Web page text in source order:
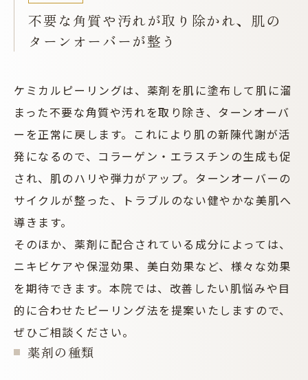
不要な角質や汚れが取り除かれ、肌の
ターンオーバーが整う
ケミカルピーリングは、薬剤を肌に塗布して肌に溜
まった不要な角質や汚れを取り除き、ターンオーバ
ーを正常に戻します。これにより肌の新陳代謝が活
発になるので、コラーゲン・エラスチンの生成も促
され、肌のハリや弾力がアップ。ターンオーバーの
サイクルが整った、トラブルのない健やかな美肌へ
導きます。
そのほか、薬剤に配合されている成分によっては、
ニキビケアや保湿効果、美白効果など、様々な効果
を期待できます。本院では、改善したい肌悩みや目
的に合わせたピーリング法を提案いたしますので、
ぜひご相談ください。
薬剤の種類